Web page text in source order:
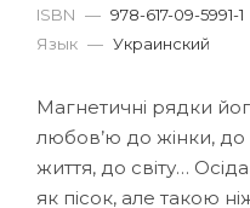
ISBN — 978-617-09-5991-1
Язык — Украинский
Магнетичні рядки
любов’ю до жінки,
життя, до світу…
як пісок, але такою